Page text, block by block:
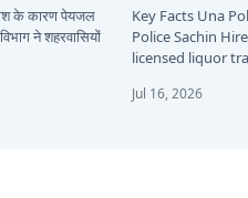
के कारण पेयजल
ने शहरवासियों
Key Facts Una
Police Sachin
licensed liquor
Jul 16, 2026